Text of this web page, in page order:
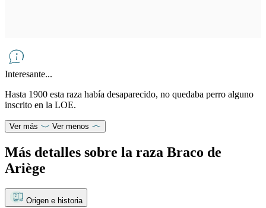
Interesante...
Hasta 1900 esta raza había desaparecido, no quedaba perro alguno
inscrito en la LOE.
Ver más Ver menos
Más detalles sobre la raza Braco de
Ariège
Origen e historia